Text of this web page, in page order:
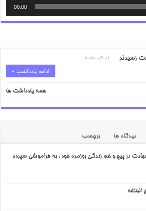
00:00
رسیدند 2026-03-01
ادامه یادداشت »
همه یادداشت ها
دیدگاه ها برچسب
در پیچ و خم زندگی روزمره خود ، به فراموشی سپرده